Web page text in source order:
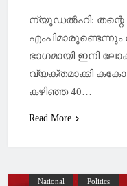
ന്യൂഡല്‍ഹി:
ഭാഗമായി ഇനി
വ്യക്തമാക്കി
കഴിഞ്ഞ 40…
Read More
National Politics